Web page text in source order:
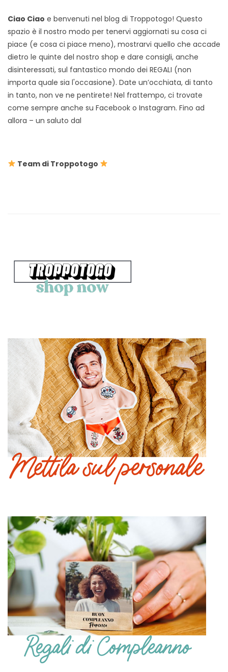
Ciao Ciao e benvenuti nel blog di Troppotogo! Questo
spazio è il nostro modo per tenervi aggiornati su cosa ci
piace (e cosa ci piace meno), mostrarvi quello che accade
dietro le quinte del nostro shop e dare consigli, anche
disinteressati, sul fantastico mondo dei REGALI (non
importa quale sia l'occasione). Date un’occhiata, di tanto
in tanto, non ve ne pentirete! Nel frattempo, ci trovate
come sempre anche su Facebook o Instagram. Fino ad
allora – un saluto dal
Team di Troppotogo